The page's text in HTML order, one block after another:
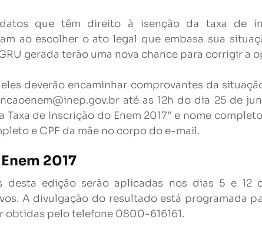
que têm direito à isenção da taxa de
ao escolher o ato legal que embasa sua
gerada terão uma nova chance para corrigir a
eles deverão encaminhar comprovantes da
até as 12h do dia 25 de
Taxa de Inscrição do Enem 2017” e nome
e CPF da mãe no corpo do e-mail.
2017
desta edição serão aplicadas nos dias 5 e 12
A divulgação do resultado está programada
obtidas pelo telefone 0800-616161.